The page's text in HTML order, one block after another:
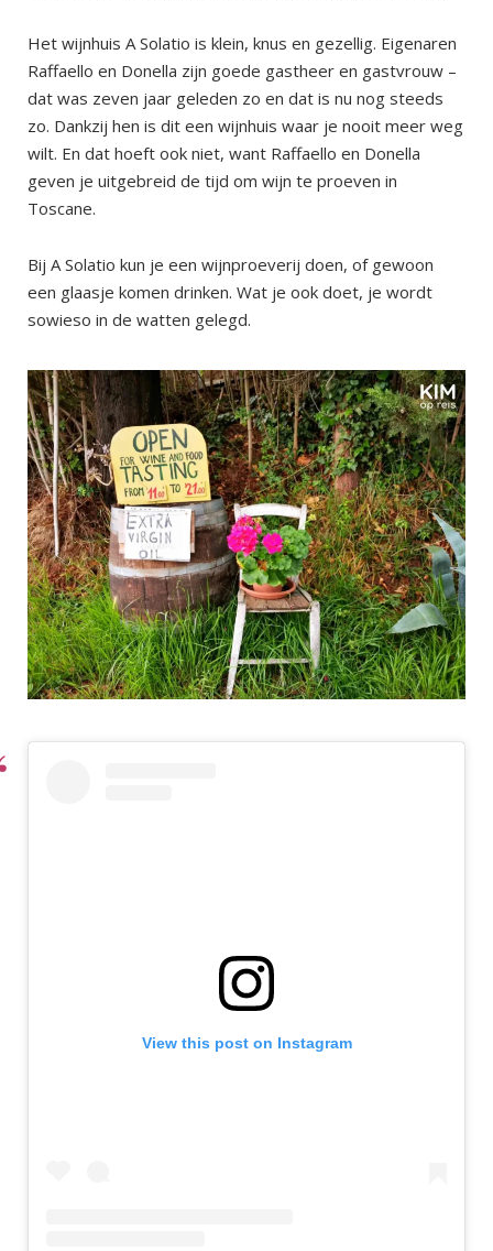
Het wijnhuis A Solatio is klein, knus en gezellig. Eigenaren
Raffaello en Donella zijn goede gastheer en gastvrouw –
dat was zeven jaar geleden zo en dat is nu nog steeds
zo. Dankzij hen is dit een wijnhuis waar je nooit meer weg
wilt. En dat hoeft ook niet, want Raffaello en Donella
geven je uitgebreid de tijd om wijn te proeven in
Toscane.
Bij A Solatio kun je een wijnproeverij doen, of gewoon
een glaasje komen drinken. Wat je ook doet, je wordt
sowieso in de watten gelegd.
View this post on Instagram